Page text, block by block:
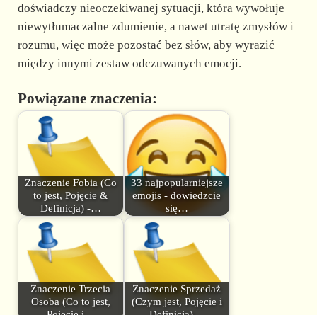
doświadczy nieoczekiwanej sytuacji, która wywołuje
niewytłumaczalne zdumienie, a nawet utratę zmysłów i
rozumu, więc może pozostać bez słów, aby wyrazić
między innymi zestaw odczuwanych emocji.
Powiązane znaczenia:
Znaczenie Fobia (Co
to jest, Pojęcie &
Definicja) -…
33 najpopularniejsze
emojis - dowiedzcie
się…
Znaczenie Trzecia
Osoba (Co to jest,
Znaczenie Sprzedaż
(Czym jest, Pojęcie i